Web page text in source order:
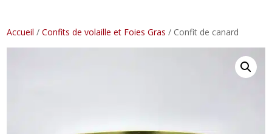
Accueil /Confits de volaille et Foies Gras / Confit de canard